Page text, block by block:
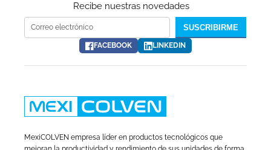
Recibe nuestras novedades
Correo electrónico SUSCRIBIRME
FACEBOOK LINKEDIN
MexiCOLVEN empresa líder en productos tecnológicos que